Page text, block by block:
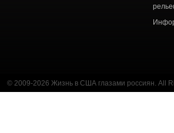
© 2009-2026 Жизнь в США глазами россиян. All